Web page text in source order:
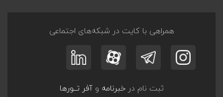
همراهی با کایت در شبکه‌های اجتماعی
ثبت نام درخبرنامه وآفر تــورها